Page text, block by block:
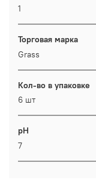
1
Торговая марка
Grass
Кол-во в упаковке
6 шт
pH
7